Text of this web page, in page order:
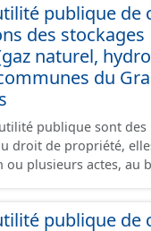
publique de
des stockages
naturel,
du
publique sont
droit de propriété,
ou plusieurs actes, au
d'intérêt général. La
publique de